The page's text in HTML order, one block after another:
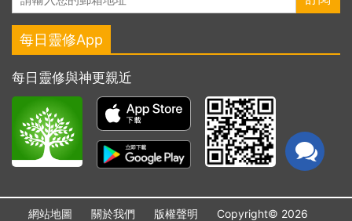
每日靈修App
每日靈修與神更親近
網站地圖 關於我們 版權聲明 Copyright© 2026